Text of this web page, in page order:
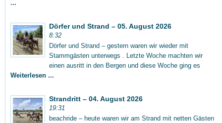
...
Dörfer und Strand – 05. August 2026
8:32
Dörfer und Strand – gestern waren wir wieder mit
Stammgästen unterwegs . Letzte Woche machten wir
einen ausritt in den Bergen und diese Woche ging es
Weiterlesen ...
Strandritt – 04. August 2026
19:31
beachride – heute waren wir am Strand mit netten Gästen